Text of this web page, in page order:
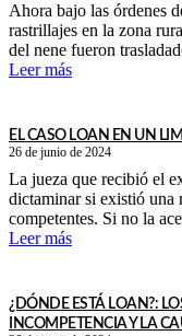
Ahora bajo las órdenes
rastrillajes en la zona
del nene fueron
Leer más
EL CASO LOAN EN UN
26 de junio de 2024
La jueza que recibió el
dictaminar si existió una
competentes. Si no la
Leer más
¿DÓNDE ESTÁ LOAN?:
INCOMPETENCIA Y LA